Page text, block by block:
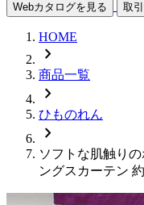
Webカタログを見る 取
HOME
chevron_right
商品一覧
chevron_right
ひものれん
chevron_right
ソフトな肌触り
ングスカーテン